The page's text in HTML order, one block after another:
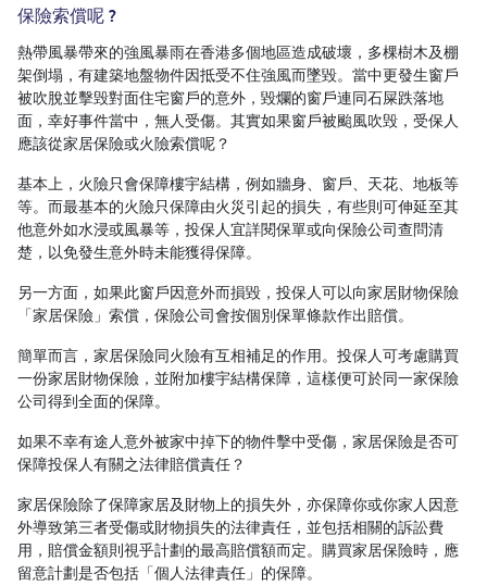
保險索償呢 ?
熱帶風暴帶來的強風暴雨在香港多個地區造成破壞，多棵樹木及棚
架倒塌，有建築地盤物件因抵受不住強風而墜毀。當中更發生窗戶
被吹脫並擊毁對面住宅窗戶的意外，毀爛的窗戶連同石屎跌落地
面，幸好事件當中，無人受傷。其實如果窗戶被颱風吹毁，受保人
應該從家居保險或火險索償呢？
基本上，火險只會保障樓宇結構，例如牆身、窗戶、天花、地板等
等。而最基本的火險只保障由火災引起的損失，有些則可伸延至其
他意外如水浸或風暴等，投保人宜詳閱保單或向保險公司查問清
楚，以免發生意外時未能獲得保障。
另一方面，如果此窗戶因意外而損毀，投保人可以向家居財物保險
「家居保險」索償，保險公司會按個別保單條款作出賠償。
簡單而言，家居保險同火險有互相補足的作用。投保人可考慮購買
一份家居財物保險，並附加樓宇結構保障，這樣便可於同一家保險
公司得到全面的保障。
如果不幸有途人意外被家中掉下的物件擊中受傷，家居保險是否可
保障投保人有關之法律賠償責任？
家居保險除了保障家居及財物上的損失外，亦保障你或你家人因意
外導致第三者受傷或財物損失的法律責任，並包括相關的訴訟費
用，賠償金額則視乎計劃的最高賠償額而定。購買家居保險時，應
留意計劃是否包括「個人法律責任」的保障。